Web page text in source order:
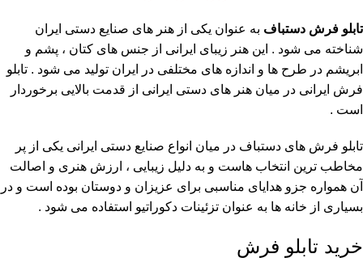
تابلو فرش دستباف به عنوان یکی از هنر های صنایع دستی ایران
شناخته می شود . این هنر زیبای ایرانی از جنس های کتان ، پشم و
ابریشم در طرح ها و اندازه های مختلفی در ایران تولید می شود . تابلو
فرش ایرانی در میان هنر های دستی ایرانی از قدمت بالایی برخوردار
است .
تابلو فرش های دستباف در میان انواع صنایع دستی ایرانی یکی از پر
مخاطب ترین انتخاب هاست و به دلیل زیبایی ، ارزش هنری و اصالت
آن همواره جزو هدایای مناسبی برای عزیزان و دوستان بوده است و در
بسیاری از خانه ها به عنوان تزئینات دکوراتیو استفاده می شود .
خرید تابلو فرش